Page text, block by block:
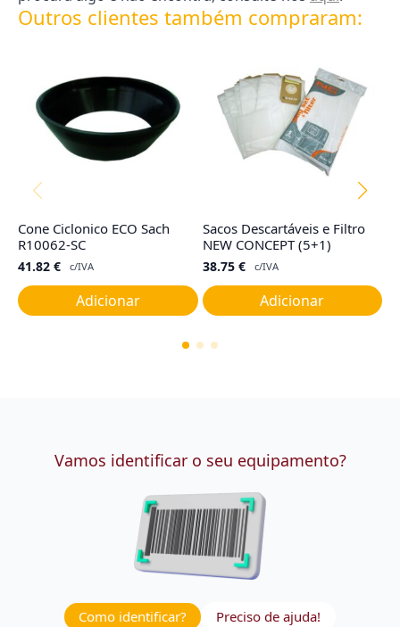
Outros clientes também compraram:
Cone Ciclonico ECO Sach
R10062-SC
41.82 € c/IVA
Adicionar
Sacos Descartáveis e Filtro
NEW CONCEPT (5+1)
38.75 € c/IVA
Adicionar
Vamos identificar o seu equipamento?
Como identificar? Preciso de ajuda!